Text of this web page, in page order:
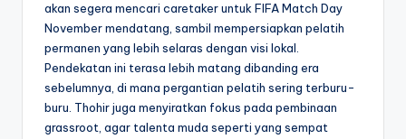
akan segera mencari caretaker untuk FIFA Match Day
November mendatang, sambil mempersiapkan pelatih
permanen yang lebih selaras dengan visi lokal.
Pendekatan ini terasa lebih matang dibanding era
sebelumnya, di mana pergantian pelatih sering terburu-
buru. Thohir juga menyiratkan fokus pada pembinaan
grassroot, agar talenta muda seperti yang sempat